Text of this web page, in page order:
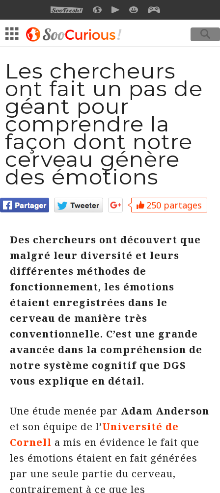
SOOFRESHSOOCURIOUSSOOMOTION
SOOSMILE
Les chercheurs
ont fait un pas de
géant pour
comprendre la
façon dont notre
cerveau génère
des émotions
250 partages
Des chercheurs ont découvert que
malgré leur diversité et leurs
différentes méthodes de
fonctionnement, les émotions
étaient enregistrées dans le
cerveau de manière très
conventionnelle. C’est une grande
avancée dans la compréhension de
notre système cognitif que DGS
vous explique en détail.
Une étude menée par Adam Anderson
et son équipe de l’Université de
Cornell a mis en évidence le fait que
les émotions étaient en fait générées
par une seule partie du cerveau,
contrairement à ce que les